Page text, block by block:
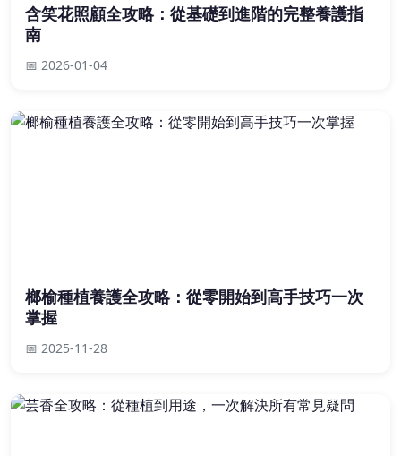
含笑花照顧全攻略：從基礎到進階的完整養護指
南
📅 2026-01-04
榔榆種植養護全攻略：從零開始到高手技巧一次
掌握
📅 2025-11-28